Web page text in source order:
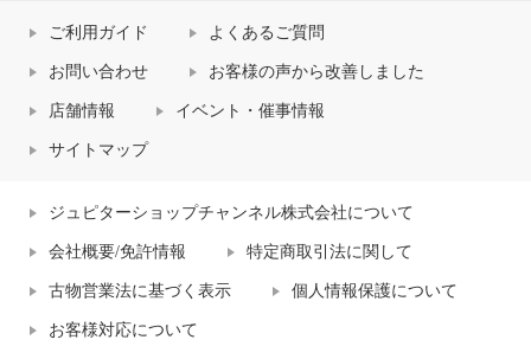
ご利用ガイド よくあるご質問
お問い合わせ お客様の声から改善しました
店舗情報 イベント・催事情報
サイトマップ
ジュピターショップチャンネル株式会社について
会社概要/免許情報 特定商取引法に関して
古物営業法に基づく表示 個人情報保護について
お客様対応について